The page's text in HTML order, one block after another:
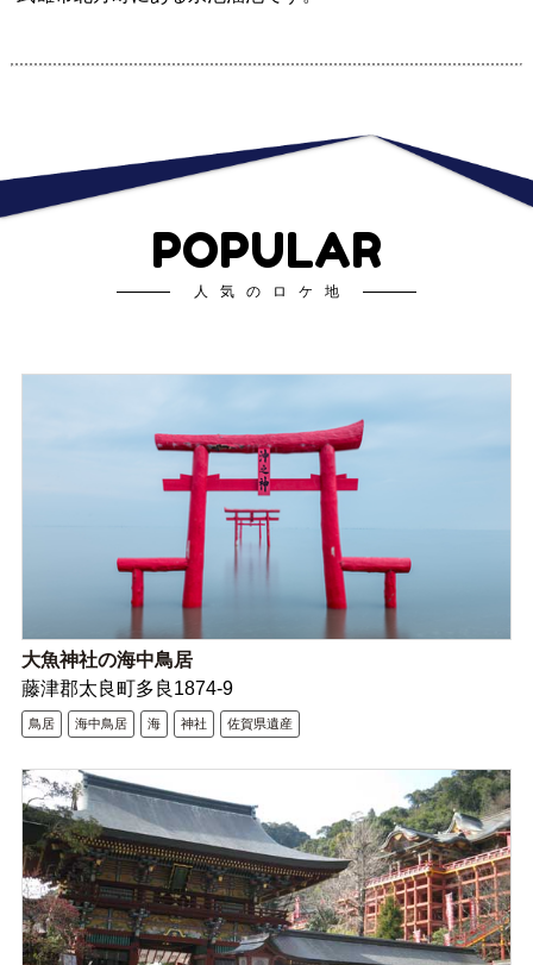
POPULAR
人気のロケ地
大魚神社の海中鳥居
藤津郡太良町多良1874-9
鳥居 海中鳥居 海 神社 佐賀県遺産